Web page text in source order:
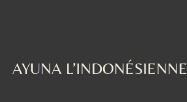
AYUNA L’INDONÉSIENNE